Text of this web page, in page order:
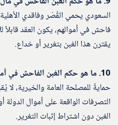
السعودي يحمي القُصّر وفاقدي
فاحش في أموالهم، يكون العقد
يقترن هذا الغبن بتغرير أو خداع.
10. ما هو حكم الغبن الفاحش في أموال الوقف وأموال الدولة؟
حمايةً للمصلحة العامة والخيرية، لا
التصرفات الواقعة على أموال الدولة
الغبن دون اشتراط إثبات التغرير.